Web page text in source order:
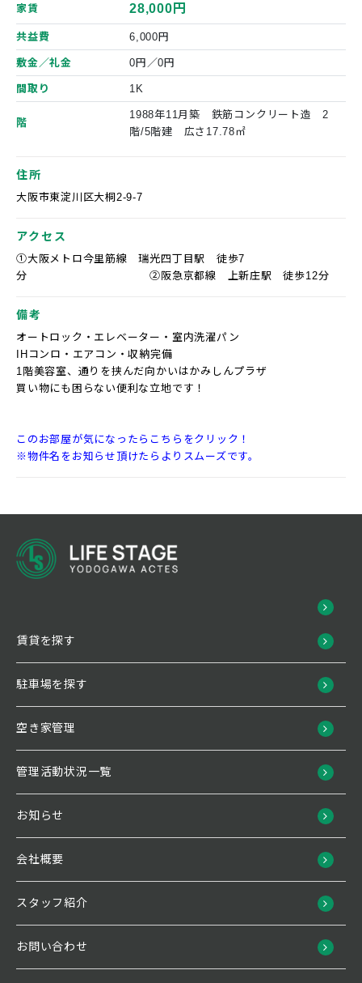
家賃 28,000円
共益費 6,000円
敷金／礼金 0円／0円
間取り 1K
階
1988年11月築 鉄筋コンクリート造 2
階/5階建 広さ17.78㎡
住所
大阪市東淀川区大桐2-9-7
アクセス
①大阪メトロ今里筋線 瑞光四丁目駅 徒歩7
分 ②阪急京都線 上新庄駅 徒歩12分
備考
オートロック・エレベーター・室内洗濯パン
IHコンロ・エアコン・収納完備
1階美容室、通りを挟んだ向かいはかみしんプラザ
買い物にも困らない便利な立地です！
このお部屋が気になったらこちらをクリック！
※物件名をお知らせ頂けたらよりスムーズです。
賃貸を探す
駐車場を探す
空き家管理
管理活動状況一覧
お知らせ
会社概要
スタッフ紹介
お問い合わせ